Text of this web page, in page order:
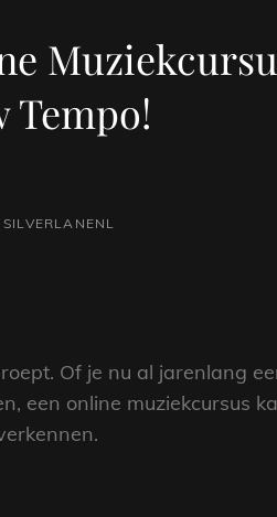
Tempo!
SILVERLANENL
Of je nu al jarenlang
een online muziekcursus